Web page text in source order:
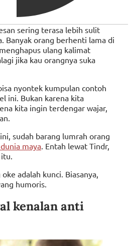
sering terasa lebih sulit
Banyak orang berhenti lama di
ulang kalimat
jika kau orangnya suka
nyontek kumpulan contoh
ini. Bukan karena kita
kita ingin terdengar wajar,
sudah barang lumrah orang
maya . Entah lewat Tindr,
adalah kunci. Biasanya,
humoris.
kenalan anti